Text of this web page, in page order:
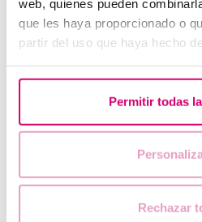
web, quienes pueden
que les haya proporcionado o
partir del uso que haya hecho
Permitir todas
Rechazar
con el útero girado
nunca habían visto algo así
por falta de oxígeno
Ingrid Murillo Ronquillo